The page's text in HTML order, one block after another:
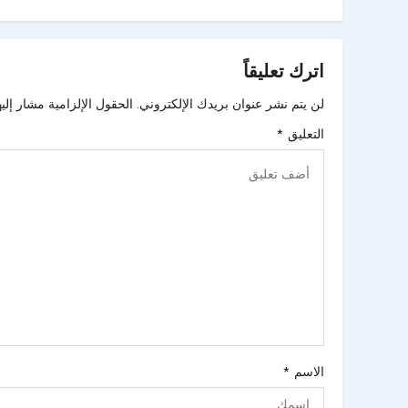
اترك تعليقاً
لن يتم نشر عنوان بريدك الإلكتروني. الحقول الإلزامية مشار
التعليق *
الاسم *